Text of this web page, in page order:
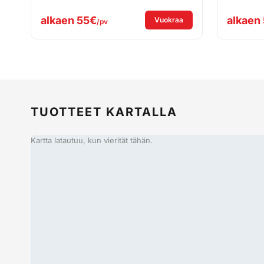
alkaen 55€/pv Vuokraa : Vuokraa Hilti WMS
alkaen
TUOTTEET KARTALLA
Kartta latautuu, kun vierität tähän.